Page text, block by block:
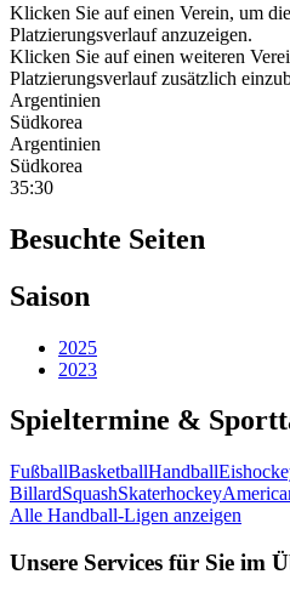
Klicken Sie auf einen Verein, um
Platzierungsverlauf anzuzeigen.
Klicken Sie auf einen weiteren
Platzierungsverlauf zusätzlich
Argentinien
Südkorea
Argentinien
Südkorea
35:30
Besuchte Seiten
Saison
2025
2023
Spieltermine &
FußballBasketballHandball
BillardSquashSkaterhockey
Alle Handball-Ligen anzeigen
Unsere Services für Sie im